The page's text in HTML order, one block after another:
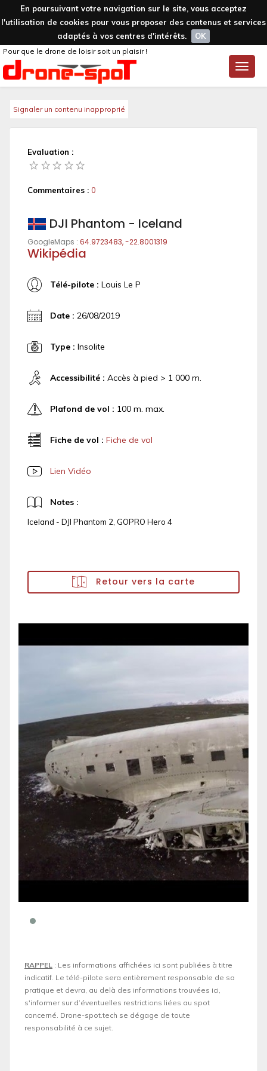
En poursuivant votre navigation sur le site, vous acceptez
l'utilisation de cookies pour vous proposer des contenus et services
adaptés à vos centres d'intérêts.
OK
Toggle
Pour que le drone de loisir soit un plaisir !
Signaler un contenu inapproprié
Evaluation :
Commentaires : 0
DJI Phantom - Iceland
GoogleMaps : 64.9723483, -22.8001319
Wikipédia
Télé-pilote : Louis Le P
Date : 26/08/2019
Type : Insolite
Accessibilité : Accès à pied > 1 000 m.
Plafond de vol : 100 m. max.
Fiche de vol : Fiche de vol
Lien Vidéo
Notes :
Iceland - DJI Phantom 2, GOPRO Hero 4
Retour vers la carte
RAPPEL : Les informations affichées ici sont publiées à titre
indicatif. Le télé-pilote sera entièrement responsable de sa
pratique et devra, au delà des informations trouvées ici,
s'informer sur d’éventuelles restrictions liées au spot
concerné. Drone-spot.tech se dégage de toute
responsabilité à ce sujet.